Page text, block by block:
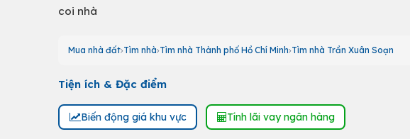
coi nhà
Mua nhà đất Tìm nhà Tìm nhà Thành phố Hồ Chí Minh Tìm nhà Trần Xuân Soạn
Tiện ích & Đặc điểm
Biến động giá khu vực Tính lãi vay ngân hàng